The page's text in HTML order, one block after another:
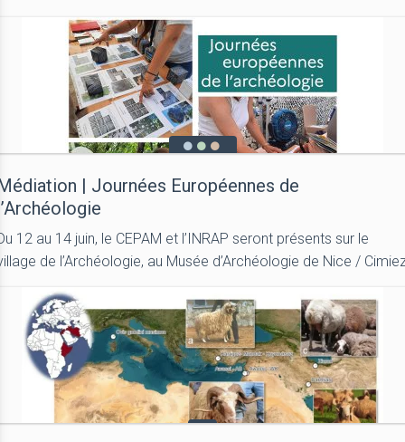
| Journées Européennes de
12 au 14 juin, le CEPAM et l’INRAP seront présents sur le
de l’Archéologie, au Musée d’Archéologie de Nice /